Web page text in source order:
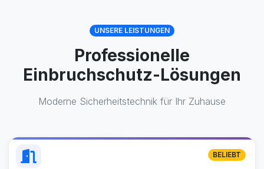
UNSERE LEISTUNGEN
Professionelle
Einbruchschutz-Lösungen
Moderne Sicherheitstechnik für Ihr Zuhause
BELIEBT